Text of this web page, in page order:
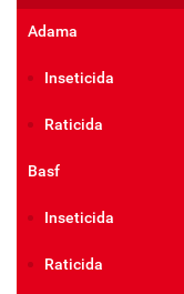
Adama
Inseticida
Raticida
Basf
Inseticida
Raticida